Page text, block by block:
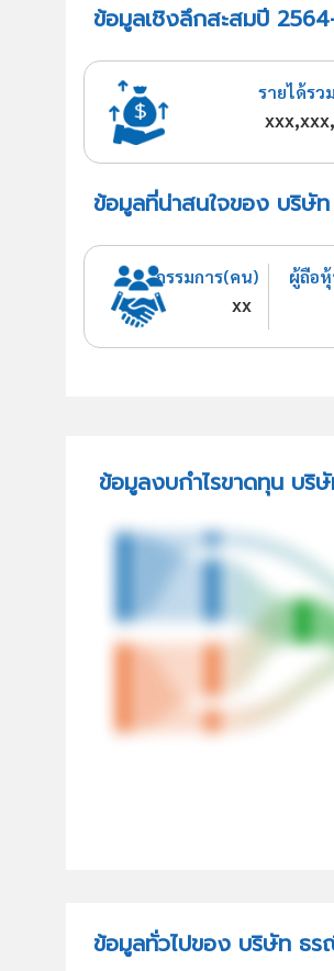
ข้อมูลเชิงลึกสะสมปี
รายได้รว
ข้อมูลที่น่าสนใจของ บริ
กรรมการ(คน)
xx
ผู้ถือ
ข้อมูลงบกำไรขาดทุน บ
ข้อมูลทั่วไปของ บริษัท ธ